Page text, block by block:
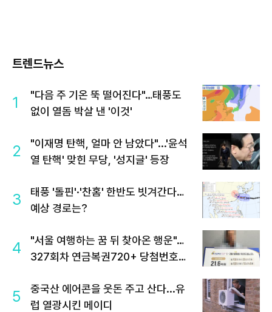
트렌드뉴스
1
"다음 주 기온 뚝 떨어진다"…태풍도
없이 열돔 박살 낸 '이것'
2
"이재명 탄핵, 얼마 안 남았다"...'윤석
열 탄핵' 맞힌 무당, '성지글' 등장
3
태풍 '돌핀'·'찬홈' 한반도 빗겨간다…
예상 경로는?
4
"서울 여행하는 꿈 뒤 찾아온 행운"…
327회차 연금복권720+ 당첨번호조
5
중국산 에어콘을 웃돈 주고 산다...유
럽 열광시킨 메이디